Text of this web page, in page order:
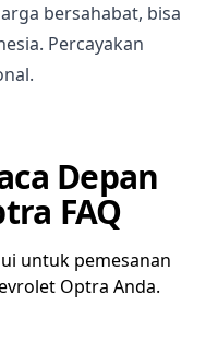
bersahabat, bisa
Percayakan
Depan
FAQ
untuk pemesanan
Optra Anda.